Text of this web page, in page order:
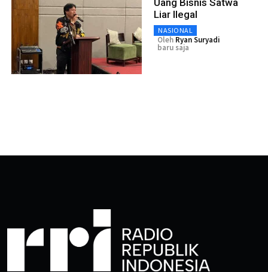
Uang Bisnis Satwa
Liar Ilegal
NASIONAL
Oleh Ryan Suryadi
baru saja